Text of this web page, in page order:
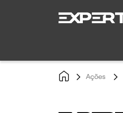
Ações